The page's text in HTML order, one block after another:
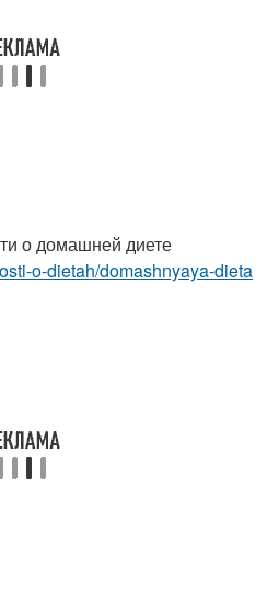
о домашней диете
o-dietah/domashnyaya-dieta